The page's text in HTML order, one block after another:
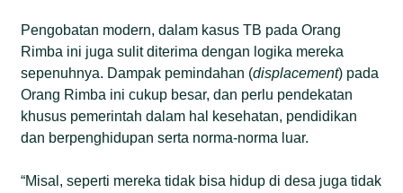
Pengobatan modern, dalam kasus TB pada Orang
Rimba ini juga sulit diterima dengan logika mereka
sepenuhnya. Dampak pemindahan (displacement) pada
Orang Rimba ini cukup besar, dan perlu pendekatan
khusus pemerintah dalam hal kesehatan, pendidikan
dan berpenghidupan serta norma-norma luar.
“Misal, seperti mereka tidak bisa hidup di desa juga tidak